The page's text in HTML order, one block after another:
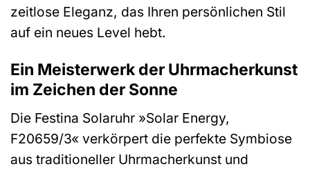
zeitlose Eleganz, das Ihren persönlichen Stil
auf ein neues Level hebt.
Ein Meisterwerk der Uhrmacherkunst
im Zeichen der Sonne
Die Festina Solaruhr »Solar Energy,
F20659/3« verkörpert die perfekte Symbiose
aus traditioneller Uhrmacherkunst und